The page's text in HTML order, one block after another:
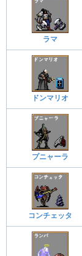
ラマ
ドンマリオ
プニャーラ
コンチェッタ